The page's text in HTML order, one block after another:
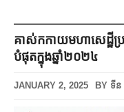
គាស់កកាយមហាសេដ្ឋីប្
បំផុតក្នុងឆ្នាំ២០២៤
JANUARY 2, 2025 BY ទីន